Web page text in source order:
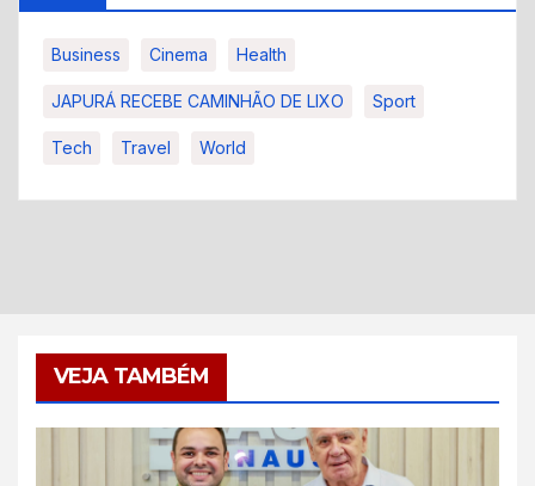
Business Cinema Health
JAPURÁ RECEBE CAMINHÃO DE LIXO Sport
Tech Travel World
VEJA TAMBÉM